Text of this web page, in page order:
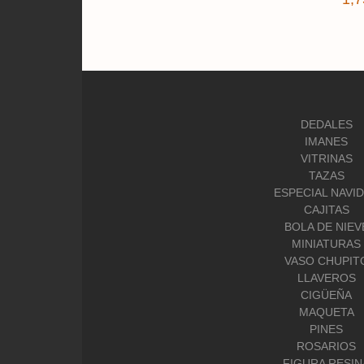
DEDALES
IMANES
VITRINAS
TAZAS
ESPECIAL
CAJITAS
BOLA DE
MINIATURAS
VASO
LLAVEROS
CIGÜEÑA
MAQUETA
PINES
ROSARIOS